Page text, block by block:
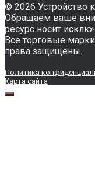
© 2026 Устройство
Обращаем ваше
ресурс носит
Все торговые
права защищены.
Политика
Карта сайта